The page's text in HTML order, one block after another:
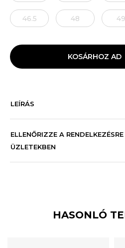
46.5 48 49
KOSÁRHOZ AD
LEÍRÁS
ELLENŐRIZZE A
ÜZLETEKBEN
HASONLÓ